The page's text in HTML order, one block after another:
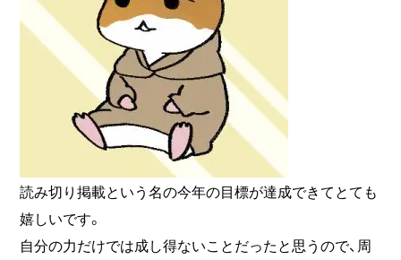
読み切り掲載という名の今年の目標が達成できてとても
嬉しいです。
自分の力だけでは成し得ないことだったと思うので、周